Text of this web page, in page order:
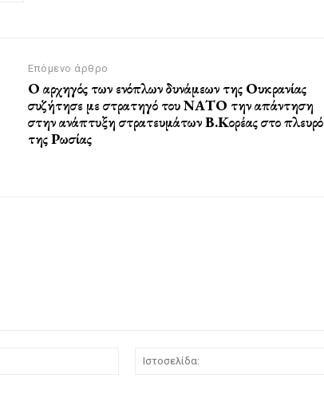
Επόμενο άρθρο
Ο αρχηγός των ενόπλων δυνάμεων της Ουκρανίας
συζήτησε με στρατηγό του ΝΑΤΟ την απάντηση
στην ανάπτυξη στρατευμάτων Β.Κορέας στο πλευρό
της Ρωσίας
Email:*